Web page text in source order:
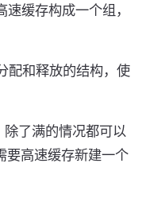
缓存构成一个组，
配和释放的结构，使
了满的情况都可以
要高速缓存新建一个